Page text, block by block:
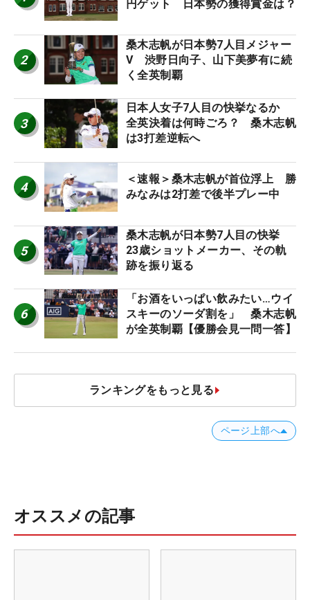
円ゲット 日本勢の獲得賞金は？
2
桑木志帆が日本勢7人目メジャー
V 渋野日向子、山下美夢有に続
く全英制覇
3
日本人女子7人目の快挙なるか
全英決着は何時ごろ？ 桑木志帆
は3打差逆転へ
4
＜速報＞桑木志帆が首位浮上 勝
みなみは2打差で後半プレー中
5
桑木志帆が日本勢7人目の快挙
23歳ショットメーカー、その軌
跡を振り返る
6
「お酒をいっぱい飲みたい…ウイ
スキーのソーダ割を」 桑木志帆
が全英制覇【優勝会見一問一答】
ランキングをもっと見る
ページ上部へ
オススメの記事